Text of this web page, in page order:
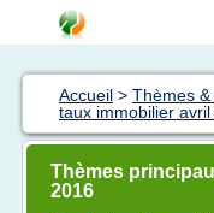
Accueil > Thèmes
taux immobilier
Thèmes
2016